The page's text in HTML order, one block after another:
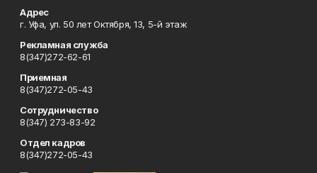
Адрес
г. Уфа, ул. 50 лет Октября, 13, 5-й этаж
Рекламная служба
8(347)272-62-61
Приемная
8(347)272-05-43
Сотрудничество
8(347) 273-83-92
Отдел кадров
8(347)272-05-43